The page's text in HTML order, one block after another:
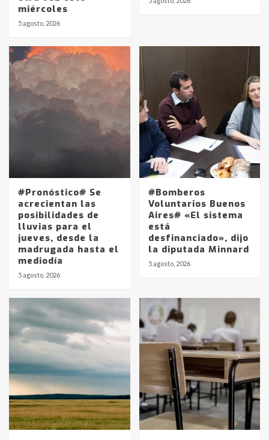
miércoles
5 agosto, 2026
#Pronóstico# Se
acrecientan las
posibilidades de
lluvias para el
jueves, desde la
madrugada hasta el
mediodía
5 agosto, 2026
#Bomberos
Voluntarios Buenos
Aires# «El sistema
está
desfinanciado», dijo
la diputada Minnard
5 agosto, 2026
pampeanos que fueron
protagonistas del fatal accidente
en la mañana del lunes
4
Accidente en Ruta 5: falleció un
joven de Trenque Lauquen
Los precios de los combustibles en